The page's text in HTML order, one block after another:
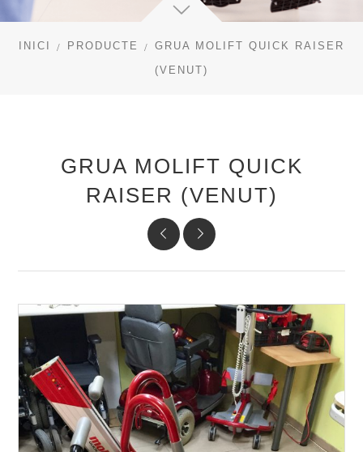
INICI PRODUCTE
GRUA MOLIFT QUICK RAISER
(VENUT)
GRUA MOLIFT QUICK
RAISER (VENUT)